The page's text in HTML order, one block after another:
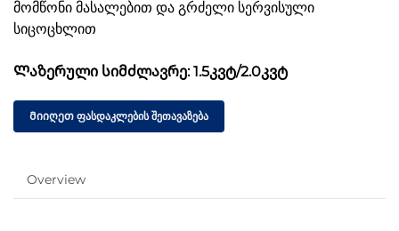
მომწონი მასალებით და გრძელი სერვისული
სიცოცხლით
Ლაზერული სიმძლავრე: 1.5კვტ/2.0კვტ
Მიიღეთ ფასდაკლების შეთავაზება
Overview